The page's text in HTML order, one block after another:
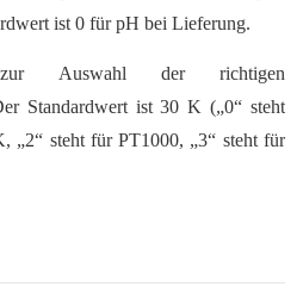
ist 0 für pH bei Lieferung.
Auswahl der richtigen
Standardwert ist 30 K („0“ steht
„2“ steht für PT1000, „3“ steht für